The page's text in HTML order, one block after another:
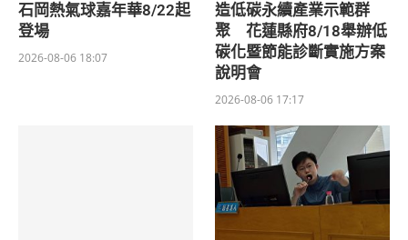
石岡熱氣球嘉年華8/22起
登場
2026-08-06 18:07
造低碳永續產業示範群
聚 花蓮縣府8/18舉辦低
碳化暨節能診斷實施方案
說明會
2026-08-06 17:17